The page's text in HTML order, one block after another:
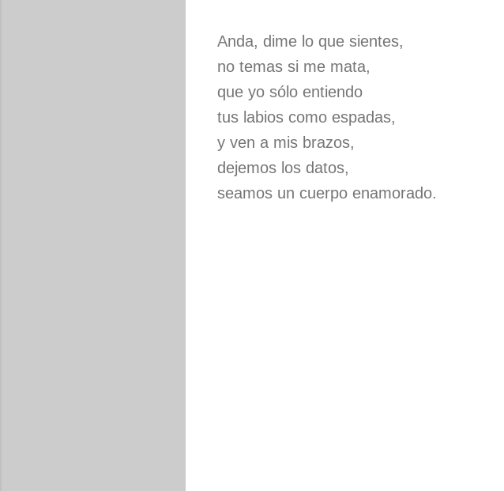
Anda, dime lo que sientes,
no temas si me mata,
que yo sólo entiendo
tus labios como espadas,
y ven a mis brazos,
dejemos los datos,
seamos un cuerpo enamorado.